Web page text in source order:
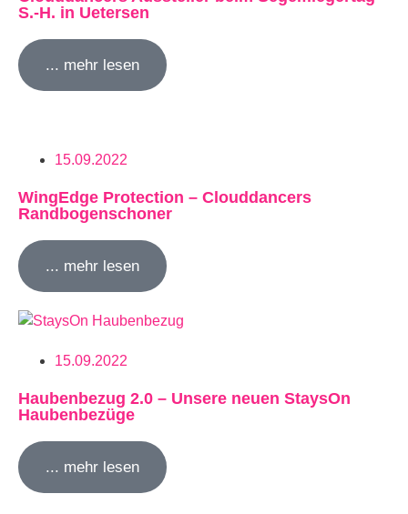
S.-H. in Uetersen
... mehr lesen
15.09.2022
WingEdge Protection – Clouddancers
Randbogenschoner
... mehr lesen
15.09.2022
Haubenbezug 2.0 – Unsere neuen StaysOn
Haubenbezüge
... mehr lesen